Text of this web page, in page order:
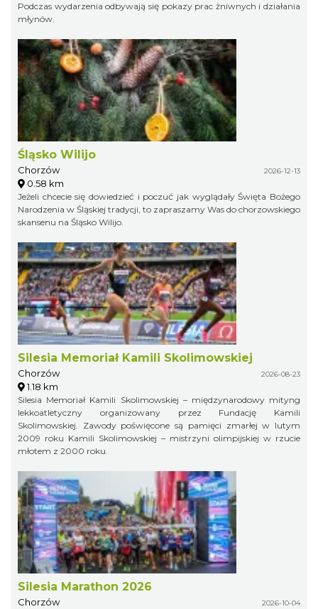
Podczas wydarzenia odbywają się pokazy prac żniwnych i działania
młynów.
Śląsko Wilijo
Chorzów 2026-12-13
0.58 km
Jeżeli chcecie się dowiedzieć i poczuć jak wyglądały Święta Bożego
Narodzenia w Śląskiej tradycji, to zapraszamy Was do chorzowskiego
skansenu na Śląsko Wilijo.
Silesia Memoriał Kamili Skolimowskiej
Chorzów 2026-08-23
1.18 km
Silesia Memoriał Kamili Skolimowskiej – międzynarodowy mityng
lekkoatletyczny organizowany przez Fundację Kamili
Skolimowskiej. Zawody poświęcone są pamięci zmarłej w lutym
2009 roku Kamili Skolimowskiej – mistrzyni olimpijskiej w rzucie
młotem z 2000 roku.
Silesia Marathon 2026
Chorzów 2026-10-04